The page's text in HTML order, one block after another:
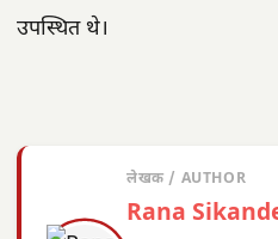
उपस्थित थे।
लेखक / AUTHOR
Rana